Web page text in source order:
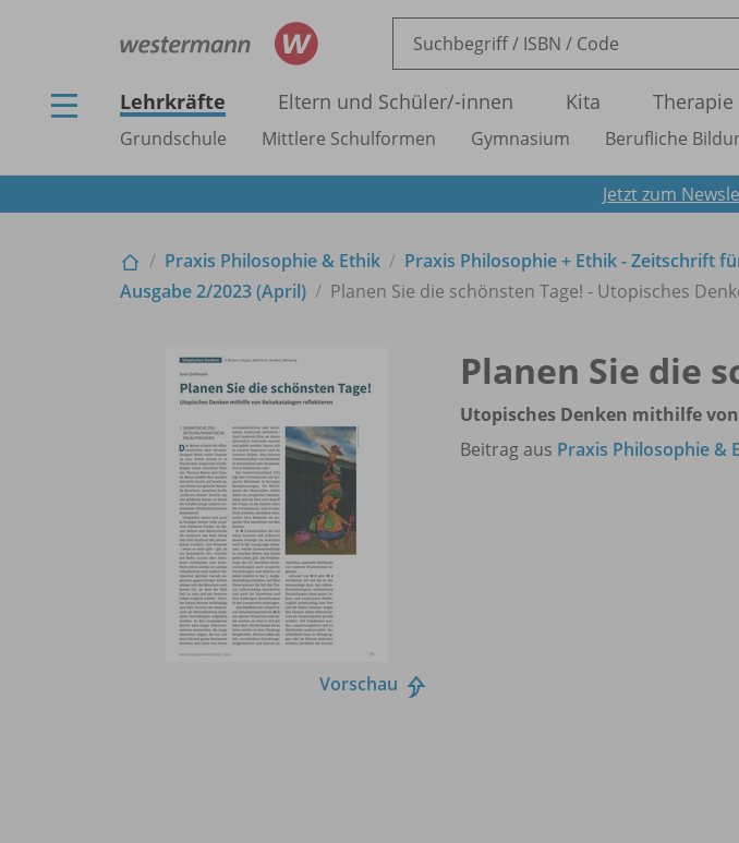
Lehrkräfte Eltern und Schüler/-innen Kita Therapie
Grundschule Mittlere Schulformen Gymnasium Berufliche
Jetzt zum
Praxis Philosophie & Ethik
Praxis Philosophie + Ethik - Zeitschrift
Ausgabe 2/2023 (April) Planen Sie die schönsten Tage! - Utopisches
Vorschau
Planen Sie die
Utopisches Denken mithilfe
Beitrag aus Praxis Philosophie &